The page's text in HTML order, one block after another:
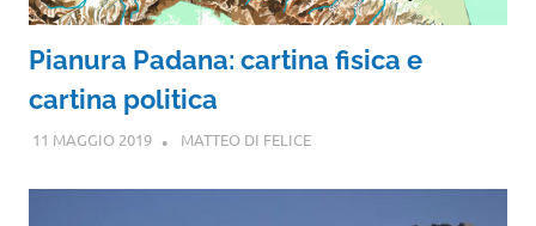
Pianura Padana: cartina fisica e
cartina politica
11 MAGGIO 2019 MATTEO DI FELICE